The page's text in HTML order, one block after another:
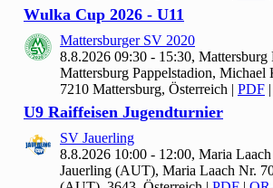
Wulka Cup 2026 - U11
Mattersburger SV 2020
8.8.2026 09:30 - 15:30, Mattersburg
Mattersburg Pappelstadion, Michael
7210 Mattersburg, Österreich | PDF |
U9 Raiffeisen Jugendturnier
SV Jauerling
8.8.2026 10:00 - 12:00, Maria
Jauerling (AUT), Maria Laach Nr.